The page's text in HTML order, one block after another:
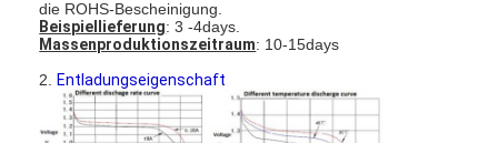
Fabrik-Ausflug
Qualitätskontrolle
Treten Sie mit uns in Verbindung
die ROHS-Bescheinigung.
Beispiellieferung: 3 -4days.
Massenproduktionszeitraum: 10-15days
2.Entladungseigenschaft